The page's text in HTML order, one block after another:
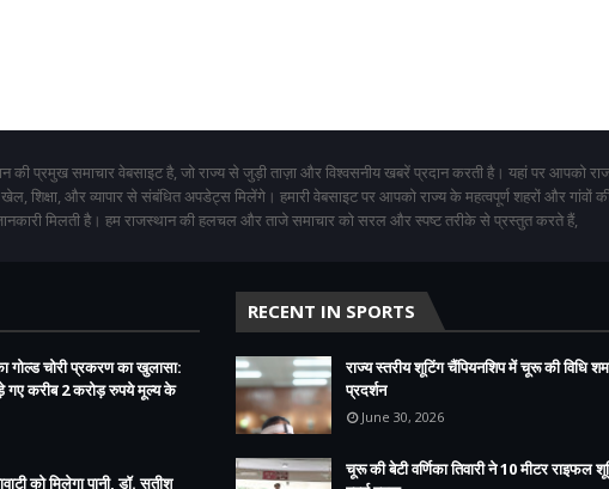
की प्रमुख समाचार वेबसाइट है, जो राज्य से जुड़ी ताज़ा और विश्वसनीय खबरें प्रदान करती है। यहां पर आपको
शिक्षा, और व्यापार से संबंधित अपडेट्स मिलेंगे। हमारी वेबसाइट पर आपको राज्य के महत्वपूर्ण शहरों और गांवों
मिलती है। हम राजस्थान की हलचल और ताजे समाचार को सरल और स्पष्ट तरीके से प्रस्तुत करते हैं,
चोरी प्रकरण का खुलासा:
गए करीब 2 करोड़ रुपये मूल्य के
को मिलेगा पानी, डॉ. सतीश
RECENT IN SPORTS
राज्य स्तरीय शूटिंग चैंपियनशिप में चूरू की विधि
प्रदर्शन
June 30, 2026
चूरू की बेटी वर्णिका तिवारी ने 10 मीटर राइफल